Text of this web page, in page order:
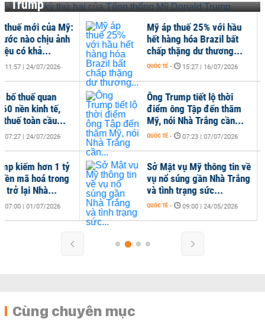
Trump
Mỹ áp thuế 25% với hầu
hết hàng hóa Brazil bất
chấp thặng dư thương...
QUỐC TẾ - 15:27 | 16/07/2026
Ông Trump tiết lộ thời
điểm ông Tập đến thăm
Mỹ, nói Nhà Trắng cần...
QUỐC TẾ - 07:23 | 07/07/2026
Sở Mật vụ Mỹ thông tin về
vụ nổ súng gần Nhà Trắng
và tình trạng sức...
QUỐC TẾ - 09:00 | 24/05/2026
Cùng chuyên mục